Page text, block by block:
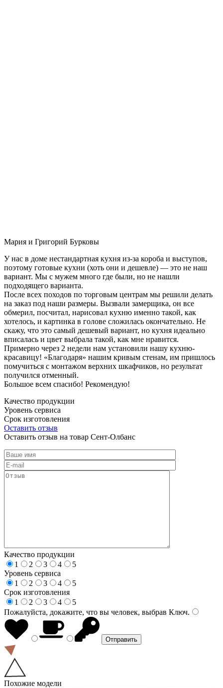
Мария и Григорий Бурковы
У нас в доме нестандартная кухня из-за короба и выступов,
поэтому готовые кухни (хоть они и дешевле) — это не наш
вариант. Мы с мужем много где были, но не нашли
подходящего варианта.
После всех походов по торговым центрам мы решили делать
на заказ под наши размеры. Вызвали замерщика, он все
обмерил, посчитал, нарисовал кухню именно такой, как
хотелось, и картинка в голове сложилась окончательно. Не
скажу, что это самый дешевый вариант, но кухня идеально
вписалась и цвет выбрала такой, как мне нравится.
Примерно через 2 недели нам установили нашу кухню-
красавицу! «Благодаря» нашим кривым стенам, им пришлось
помучиться с монтажом верхних шкафчиков, но результат
получился отменный.
Большое всем спасибо! Рекомендую!
Качество продукции
Уровень сервиса
Срок изготовления
Оставить отзыв
Оставить отзыв на товар Сент-Олбанс
Качество продукции
1
2 3 4
5
Уровень сервиса
1
2 3 4
5
Срок изготовления
1
2 3 4
5
Пожалуйста, докажите, что вы человек, выбрав Ключ.
Похожие модели